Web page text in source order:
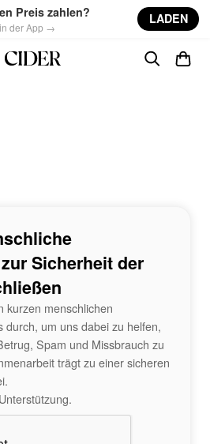
Preis zahlen?
der App →
LADEN
Sicherheit der
kurzen menschlichen
durch, um uns dabei zu helfen,
Spam und Missbrauch zu
trägt zu einer sicheren